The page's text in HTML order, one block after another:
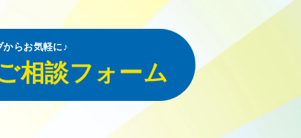
からお気軽に♪
相談フォーム